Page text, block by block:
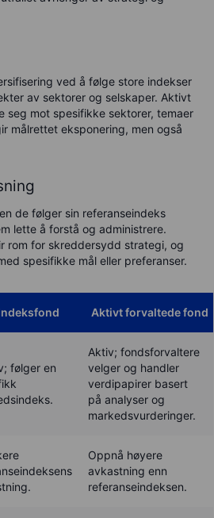
ved å følge store indekser
av sektorer og selskaper. Aktivt
seg mot spesifikke sektorer, temaer
målrettet eksponering, men også
de følger sin referanseindeks
lette å forstå og administrere.
rom for skreddersydd strategi, og
spesifikke mål eller preferanser.
Aktivt forvaltede fond
følger en
Aktiv; fondsforvaltere
velger og handler
verdipapirer basert
på analyser og
markedsvurderinger.
Oppnå høyere
avkastning enn
referanseindeksen.